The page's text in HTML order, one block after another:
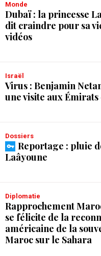
Monde
Dubaï : la princesse
dit craindre pour sa
vidéos
Israël
Virus : Benjamin
une visite aux
Dossiers
Reportage : pluie
Laâyoune
Diplomatie
Rapprochement
se félicite de la
américaine de la
Maroc sur le Sahara